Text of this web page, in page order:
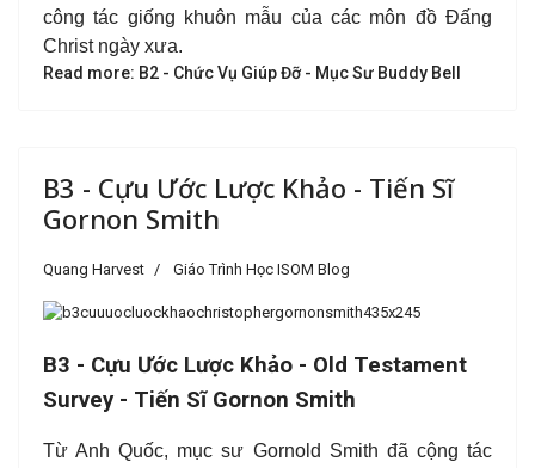
công tác giống khuôn mẫu của các môn đồ Đấng
Christ ngày xưa.
Read more: B2 - Chức Vụ Giúp Đỡ - Mục Sư Buddy Bell
B3 - Cựu Ước Lược Khảo - Tiến Sĩ
Gornon Smith
Quang Harvest Giáo Trình Học ISOM Blog
B3 - Cựu Ước Lược Khảo - Old Testament
Survey - Tiến Sĩ Gornon Smith
Từ Anh Quốc, mục sư Gornold Smith đã cộng tác